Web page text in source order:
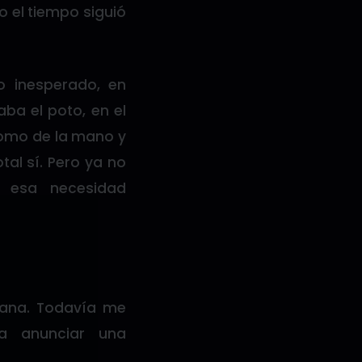
el tiempo siguió
inesperado, en
el poto, en el
de la mano y
sí. Pero ya no
necesidad
Todavía me
anunciar una